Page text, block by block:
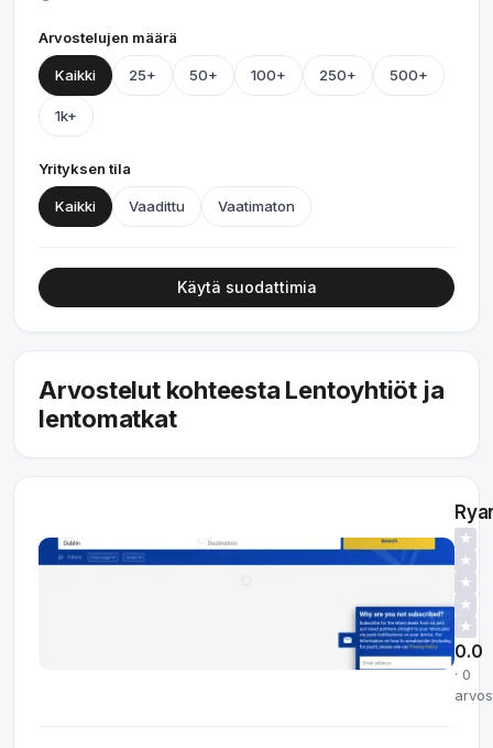
Arvostelujen määrä
Kaikki 25+ 50+ 100+ 250+ 500+
1k+
Yrityksen tila
Kaikki Vaadittu Vaatimaton
Käytä suodattimia
Arvostelut kohteesta Lentoyhtiöt ja
lentomatkat
★
★
★
★
★
0.0
· 0